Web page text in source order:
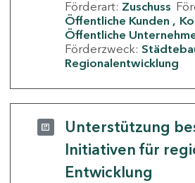
Förderart: Zuschuss
Öffentliche Kunden
Öffentliche
Förderzweck:
Regionalentwicklung
Unterstützung
Initiativen für
Entwicklung